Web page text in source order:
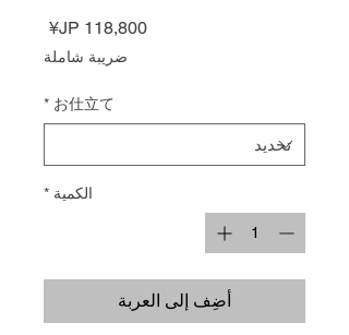
السعر
ضريبة شاملة
お仕立て
*
الكمية *
أضِف إلى العربة